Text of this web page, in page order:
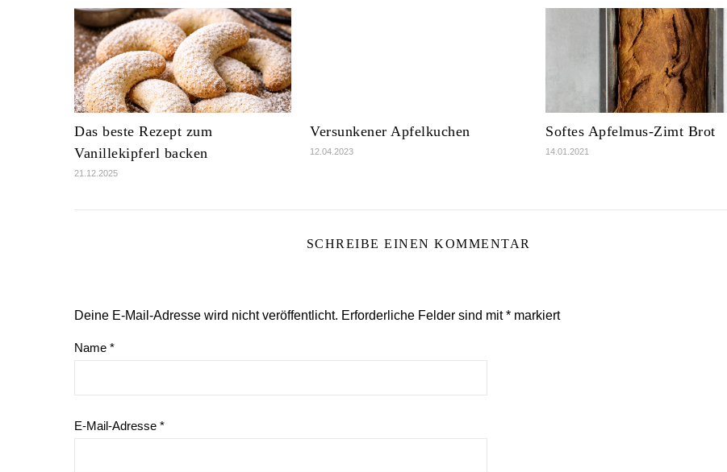
Das beste Rezept zum
Vanillekipferl backen
21.12.2025
Versunkener Apfelkuchen
12.04.2023
Softes Apfelmus-Zimt Brot
14.01.2021
SCHREIBE EINEN KOMMENTAR
Deine E-Mail-Adresse wird nicht veröffentlicht. Erforderliche Felder sind mit* markiert
Name *
E-Mail-Adresse *